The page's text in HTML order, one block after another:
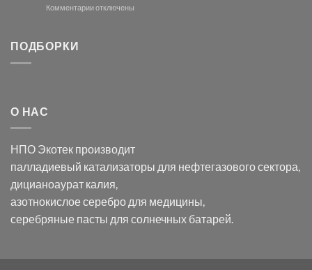
модификации
и
Комментариик
оксида
в
электролите
калий
дицианоаурат–
гексацианоферрата
отключены
ПОДБОРКИ
О НАС
НПО Экотек производит
палладиевый катализаторы для нефтегазового сектора,
дицианоаурат калия,
азотнокислое серебро для медицины,
серебряные пасты для солнечных батарей.